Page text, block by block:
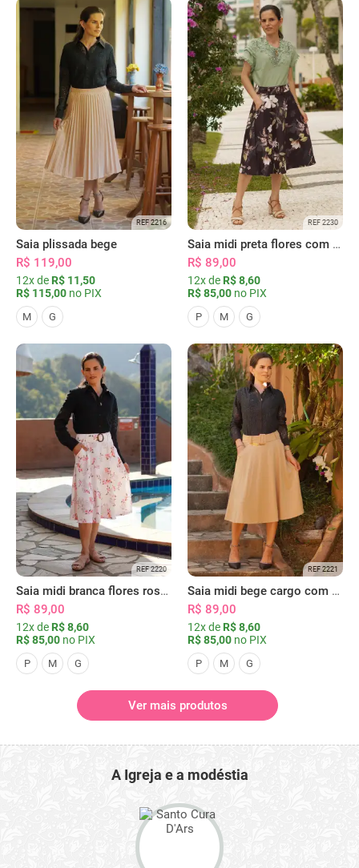
REF 2216
Saia plissada bege
R$ 119,00
12x de R$ 11,50
R$ 115,00 no PIX
M G
REF 2230
Saia midi preta flores com bolsos
R$ 89,00
12x de R$ 8,60
R$ 85,00 no PIX
P M G
REF 2220
Saia midi branca flores rosas com bolsos
R$ 89,00
12x de R$ 8,60
R$ 85,00 no PIX
P M G
REF 2221
Saia midi bege cargo com bolsos
R$ 89,00
12x de R$ 8,60
R$ 85,00 no PIX
P M G
Ver mais produtos
A Igreja e a modéstia